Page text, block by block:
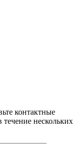
контактные
нескольких